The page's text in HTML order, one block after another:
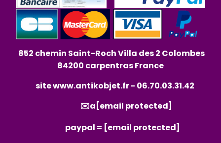
852 chemin Saint-Roch Villa des 2 Colombes
84200 carpentras France
sitewww.antikobjet.fr- 06.70.03.31.42
✉️a [email protected]
paypal = [email protected]